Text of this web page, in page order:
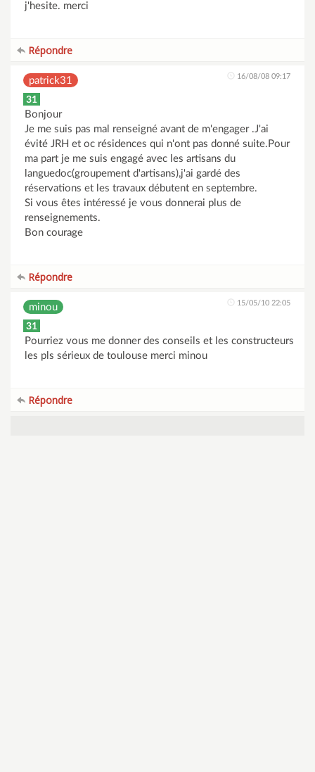
j'hesite. merci
Répondre
patrick31 16/08/08 09:17
31
Bonjour
Je me suis pas mal renseigné avant de m'engager .J'ai
évité JRH et oc résidences qui n'ont pas donné suite.Pour
ma part je me suis engagé avec les artisans du
languedoc(groupement d'artisans),j'ai gardé des
réservations et les travaux débutent en septembre.
Si vous êtes intéressé je vous donnerai plus de
renseignements.
Bon courage
Répondre
minou 15/05/10 22:05
31
Pourriez vous me donner des conseils et les constructeurs
les pls sérieux de toulouse merci minou
Répondre